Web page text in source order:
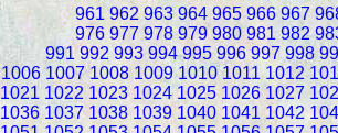
961 962 963 964 965 966 967
976 977 978 979 980 981 982
991 992 993 994 995 996 997 998
1006 1007 1008 1009 1010 1011 1012
1021 1022 1023 1024 1025 1026 1027
1036 1037 1038 1039 1040 1041 1042